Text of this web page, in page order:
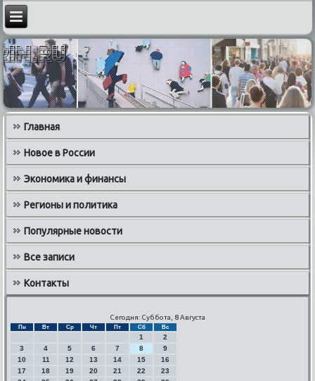
Главная
Новое в России
Экономика и финансы
Регионы и политика
Популярные новости
Все записи
Контакты
Сегодня: Суббота, 8 Августа
Пн Вт Ср Чт Пт Сб Вс
1
2
3
4 5 6 7 8
9
10
11 12 13 14 15
16
17
18 19 20 21 22
23